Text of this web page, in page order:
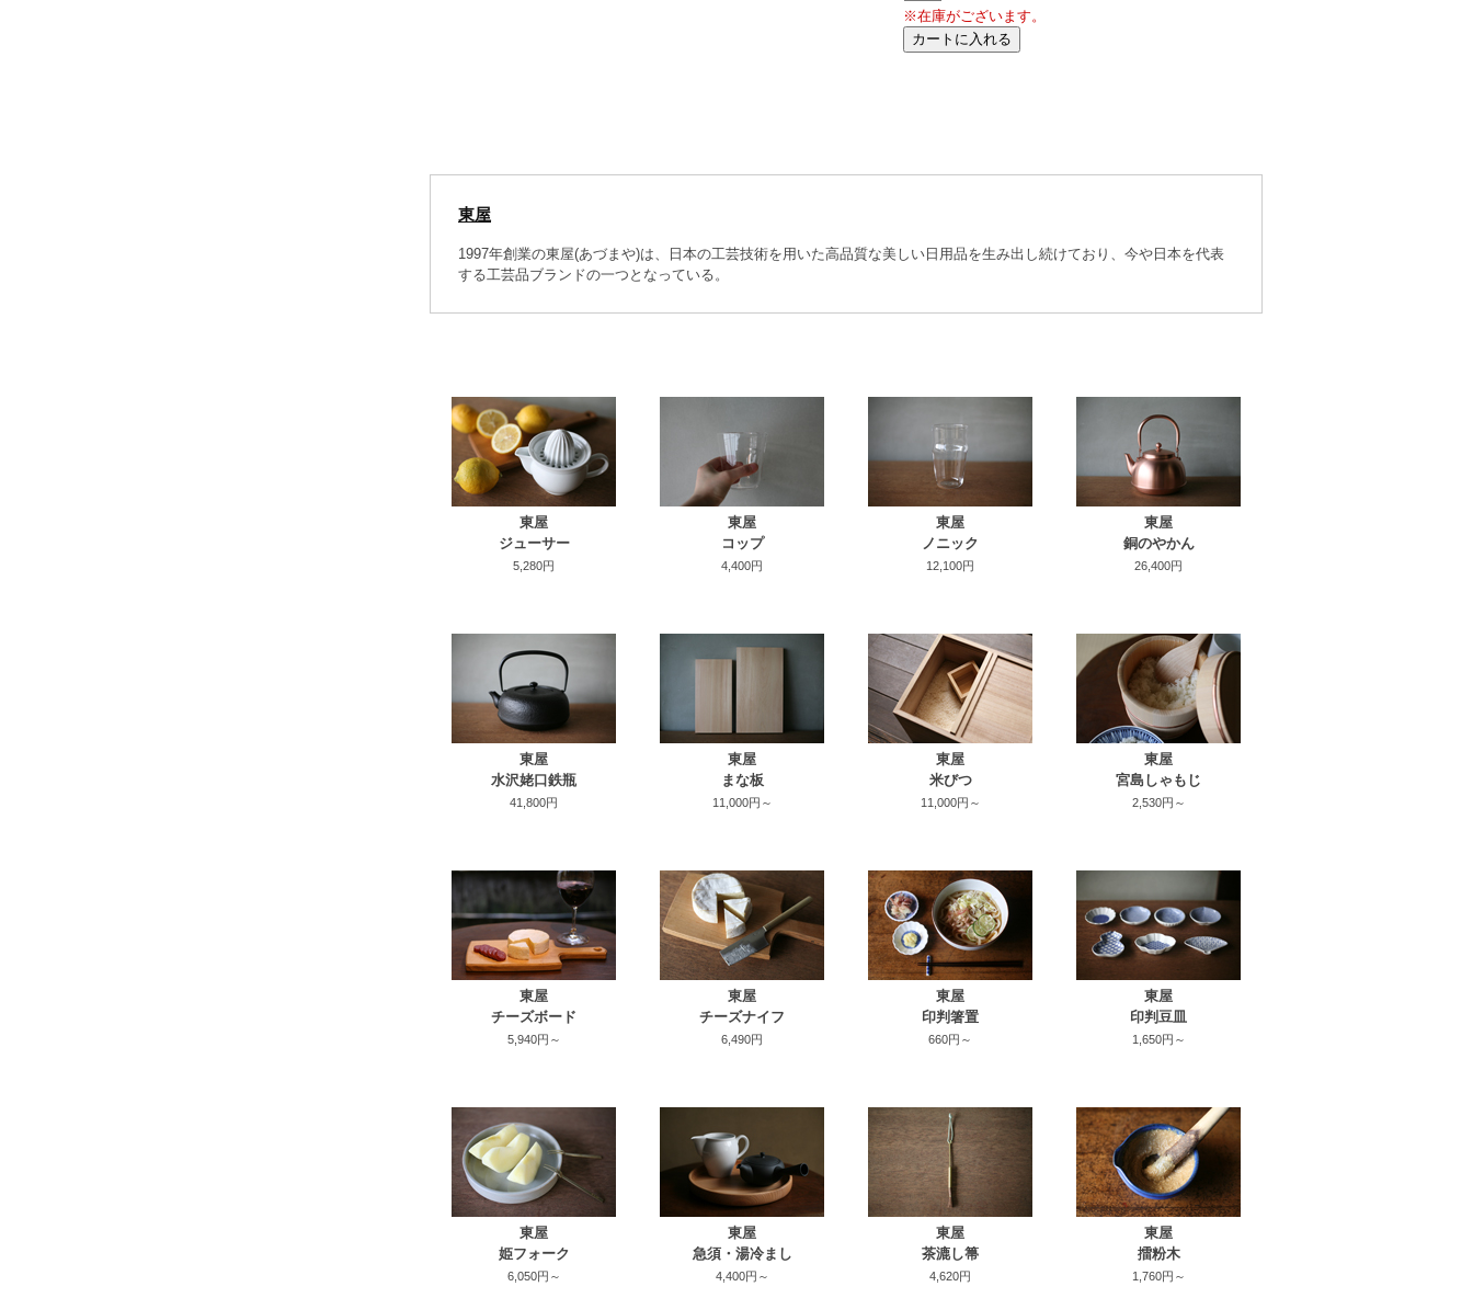
※在庫がございます。
東屋
1997年創業の東屋(あづまや)は、日本の工芸技術を用いた高品質な美しい日用品を生み出し続けており、今や日本を代表
する工芸品ブランドの一つとなっている。
東屋
ジューサー
5,280円
東屋
コップ
4,400円
東屋
ノニック
12,100円
東屋
銅のやかん
26,400円
東屋
水沢姥口鉄瓶
41,800円
東屋
まな板
11,000円～
東屋
米びつ
11,000円～
東屋
宮島しゃもじ
2,530円～
東屋
チーズボード
5,940円～
東屋
チーズナイフ
6,490円
東屋
印判箸置
660円～
東屋
印判豆皿
1,650円～
東屋
姫フォーク
6,050円～
東屋
急須・湯冷まし
4,400円～
東屋
茶漉し箒
4,620円
東屋
擂粉木
1,760円～